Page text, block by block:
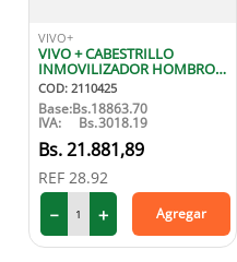
VIVO+
VIVO + CABESTRILLO
INMOVILIZADOR HOMBRO
PED
COD: 2110425
Base:Bs.18863.70
IVA: Bs.3018.19
21.881,89
REF 28.92
＋
－ Agregar